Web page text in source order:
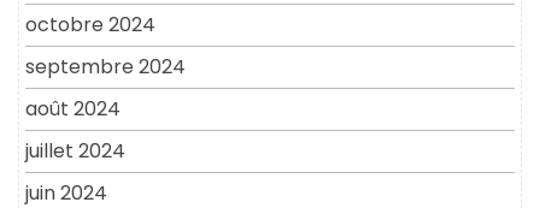
octobre 2024
septembre 2024
août 2024
juillet 2024
juin 2024